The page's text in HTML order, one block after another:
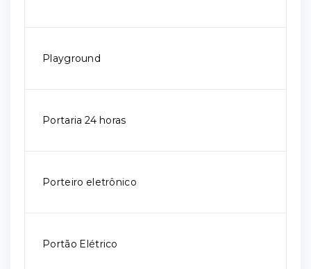
Playground
Portaria 24 horas
Porteiro eletrônico
Portão Elétrico